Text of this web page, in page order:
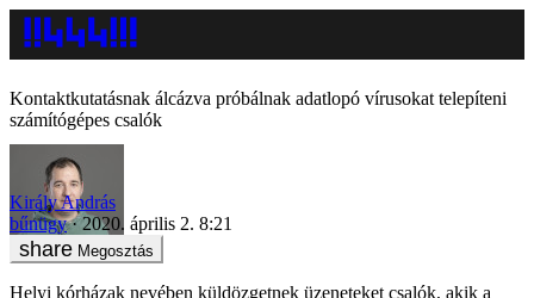
Kontaktkutatásnak álcázva próbálnak adatlopó vírusokat telepíteni
számítógépes csalók
Király András
bűnügy
2020. április 2. 8:21
Megosztás
Helyi kórházak nevében küldözgetnek üzeneteket csalók, akik a